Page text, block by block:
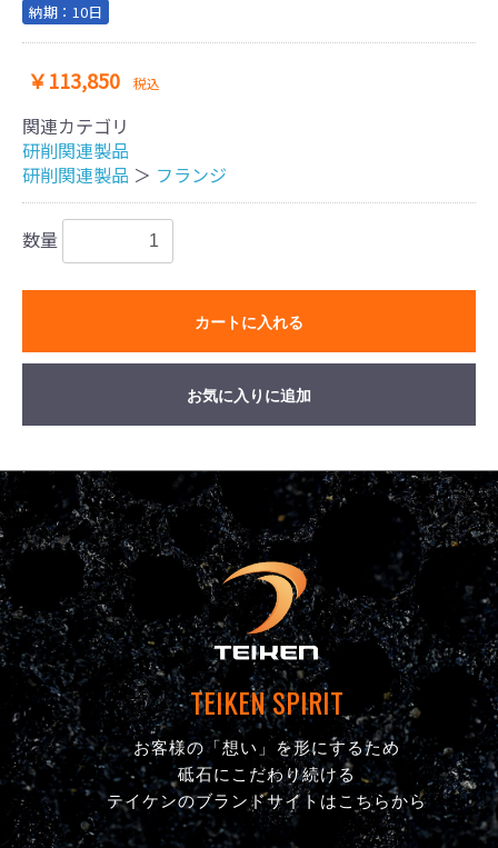
納期：10日
￥113,850 税込
関連カテゴリ
​研削関連製品
​研削関連製品 ＞ フランジ
数量
カートに入れる
お気に入りに追加
TEIKEN SPIRIT
お客様の「想い」を形にするため
砥石にこだわり続ける
テイケンのブランドサイトはこちらから